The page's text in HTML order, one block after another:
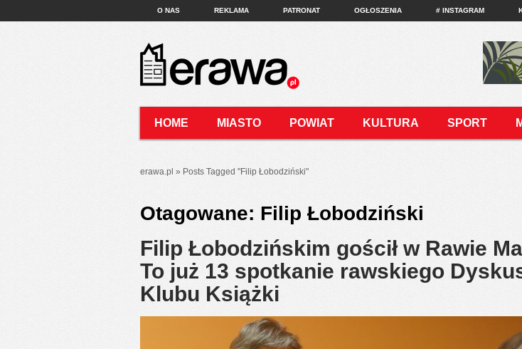
O NAS REKLAMA PATRONAT OGŁOSZENIA # INSTAGRAM
HOME MIASTO POWIAT KULTURA SPORT
erawa.pl » Posts Tagged "Filip Łobodziński"
Otagowane: Filip Łobodziński
Filip Łobodzińskim gościł w Rawie
To już 13 spotkanie rawskiego
Klubu Książki